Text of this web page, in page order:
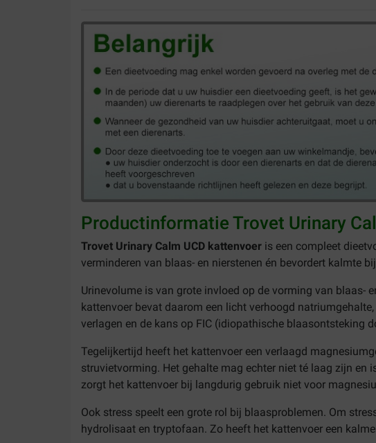
Productinformatie Trovet Urinary
Trovet Urinary Calm UCD kattenvoer is een compleet
verminderen van blaas- en nierstenen én bevordert kalmte
Urinevolume is van grote invloed op de vorming van blaas-
kattenvoer bevat daarom een licht verhoogd
verlagen en de kans op FIC (idiopathische blaasontsteking
Tegelijkertijd heeft het kattenvoer een verlaagd
struvietvorming. Het gehalte mag echter niet té laag zijn en
zorgt het kattenvoer bij langdurig gebruik niet voor
Ook stress speelt een grote rol bij blaasproblemen. Om
hydrolisaat en tryptofaan. Zo heeft het kattenvoer een